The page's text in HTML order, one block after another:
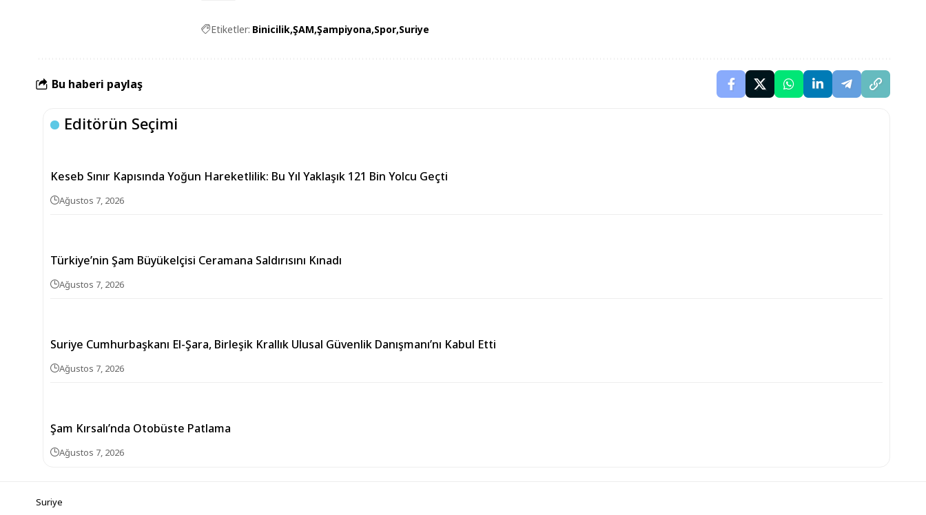
Etiketler: Binicilik ŞAM Şampiyona Spor Suriye
Bu haberi paylaş
Editörün Seçimi
Keseb Sınır Kapısında Yoğun Hareketlilik: Bu Yıl Yaklaşık 121 Bin Yolcu Geçti
Ağustos 7, 2026
Türkiye’nin Şam Büyükelçisi Ceramana Saldırısını Kınadı
Ağustos 7, 2026
Suriye Cumhurbaşkanı El-Şara, Birleşik Krallık Ulusal Güvenlik Danışmanı’nı Kabul Etti
Ağustos 7, 2026
Şam Kırsalı’nda Otobüste Patlama
Ağustos 7, 2026
Suriye